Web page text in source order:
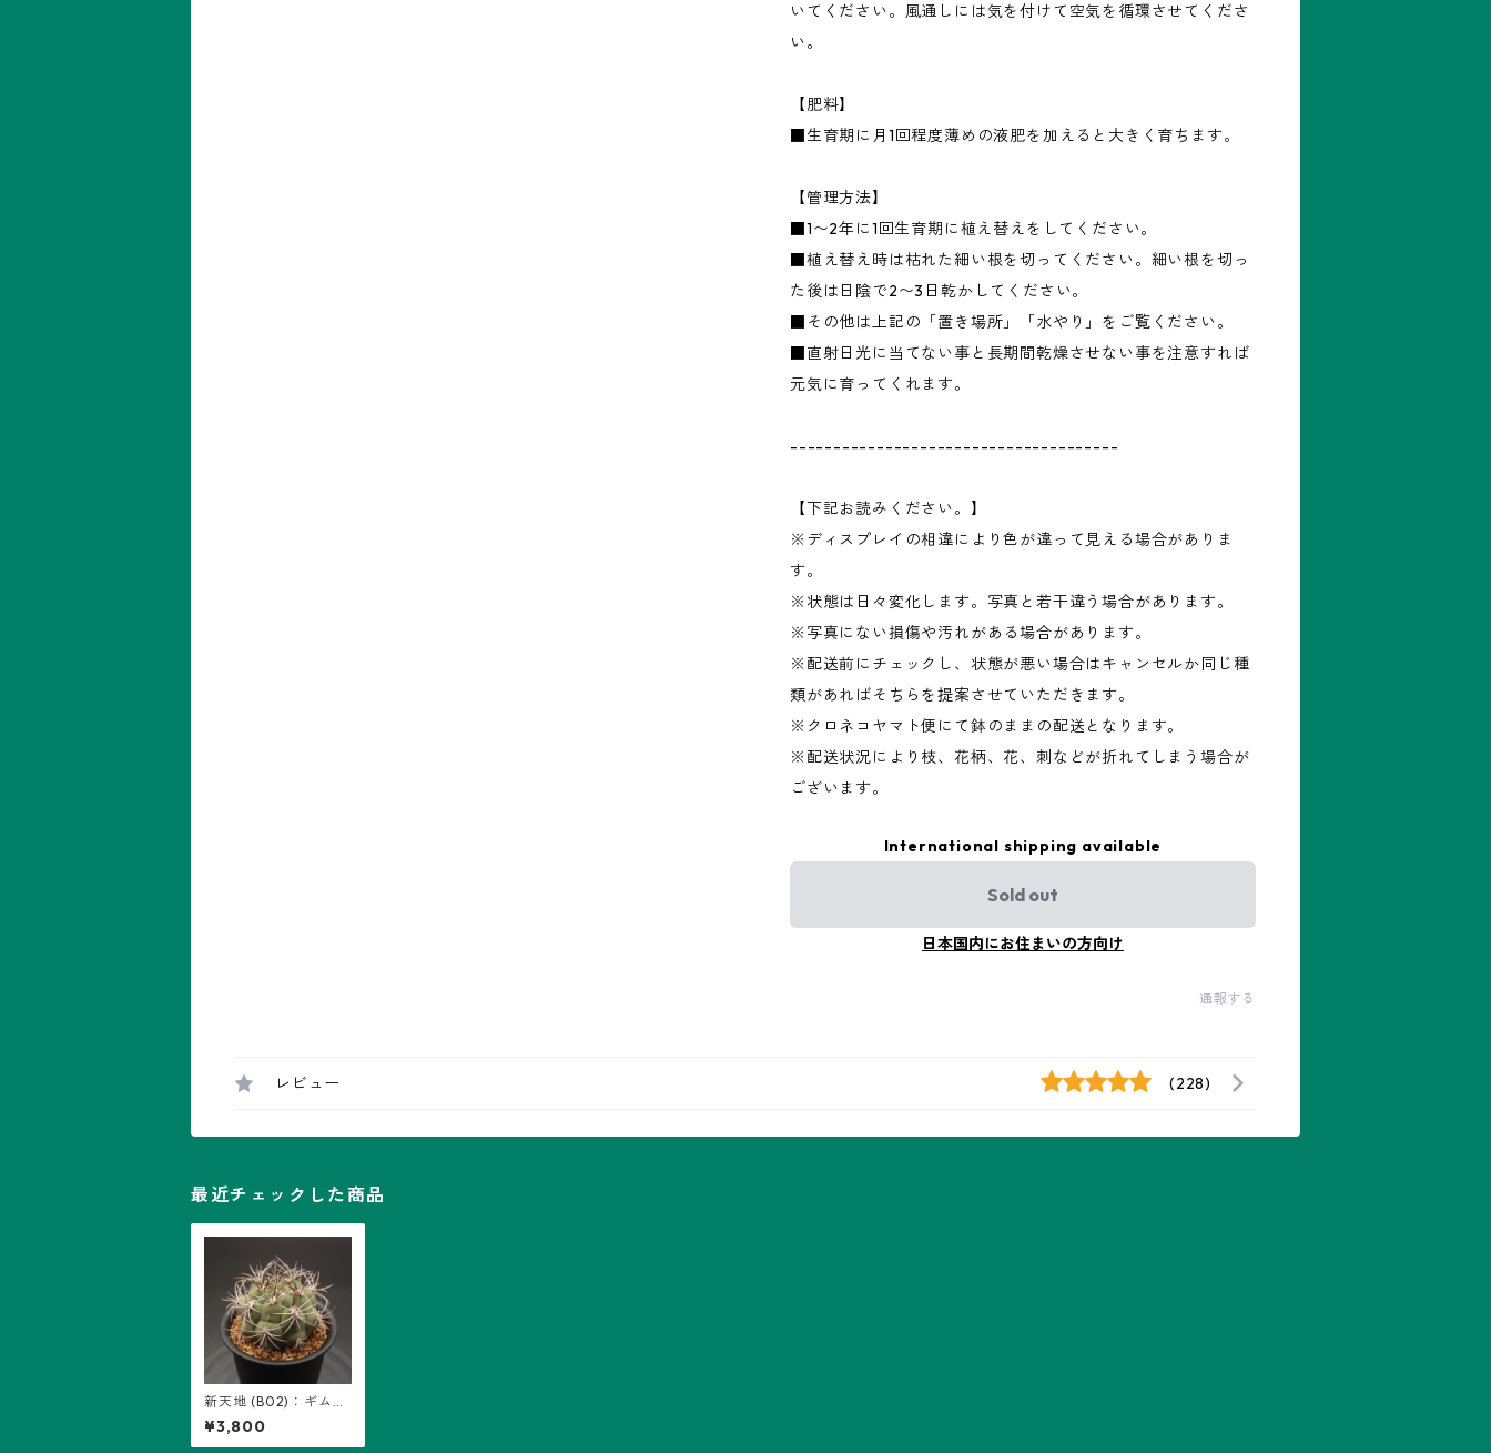
いてください。風通しには気を付けて空気を循環させてくださ
い。
【肥料】
■生育期に月1回程度薄めの液肥を加えると大きく育ちます。
【管理方法】
■1〜2年に1回生育期に植え替えをしてください。
■植え替え時は枯れた細い根を切ってください。細い根を切っ
た後は日陰で2〜3日乾かしてください。
■その他は上記の「置き場所」「水やり」をご覧ください。
■直射日光に当てない事と長期間乾燥させない事を注意すれば
元気に育ってくれます。
--------------------------------------
【下記お読みください。】
※ディスプレイの相違により色が違って見える場合がありま
す。
※状態は日々変化します。写真と若干違う場合があります。
※写真にない損傷や汚れがある場合があります。
※配送前にチェックし、状態が悪い場合はキャンセルか同じ種
類があればそちらを提案させていただきます。
※クロネコヤマト便にて鉢のままの配送となります。
※配送状況により枝、花柄、花、刺などが折れてしまう場合が
ございます。
International shipping available
Sold out
日本国内にお住まいの方向け
通報する
レビュー (228)
最近チェックした商品
新天地 (B02)：ギムノ
カリキウム属 ※実生
¥3,800